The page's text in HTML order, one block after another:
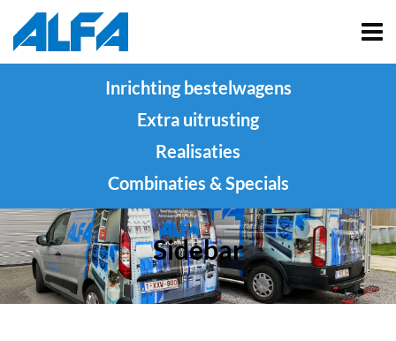
Inrichting bestelwagens
Extra uitrusting
Realisaties
Combinaties & Specials
Sidebar